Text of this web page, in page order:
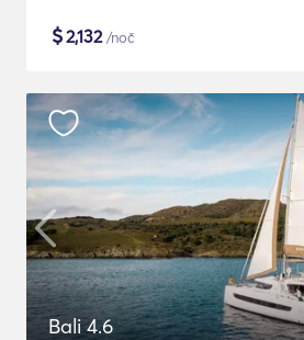
$2,132/noč
Bali 4.6